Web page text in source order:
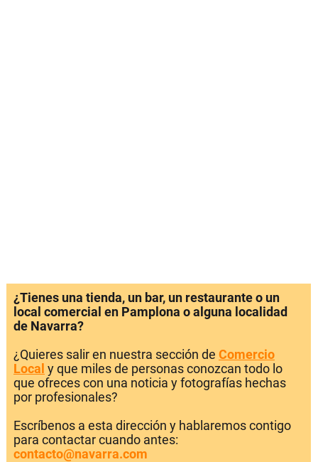
¿Tienes una tienda, un bar, un restaurante o un
local comercial en Pamplona o alguna localidad
de Navarra?
¿Quieres salir en nuestra sección de Comercio
Local y que miles de personas conozcan todo lo
que ofreces con una noticia y fotografías hechas
por profesionales?
Escríbenos a esta dirección y hablaremos contigo
para contactar cuando antes:
contacto@navarra.com